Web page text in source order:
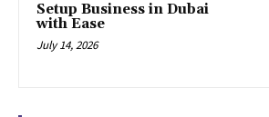
Setup Business in Dubai
with Ease
July 14, 2026